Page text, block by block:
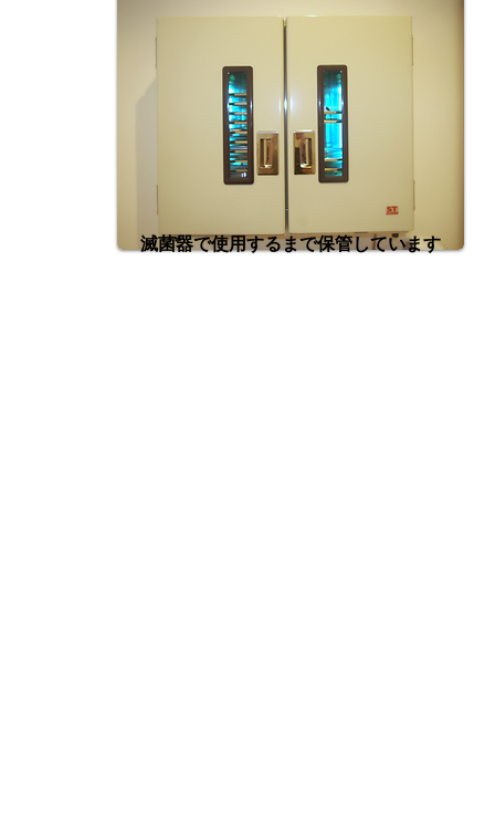
滅菌器で使用するまで保管しています